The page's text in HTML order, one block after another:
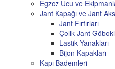
Egzoz Ucu ve
Jant Kapağı ve Jant
Jant Fırfırları
Çelik Jant
Lastik Yanakları
Bijon Kapakları
Kapı Bademleri